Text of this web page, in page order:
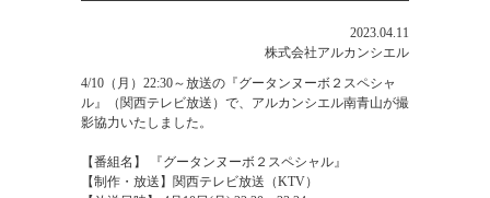
2023.04.11
株式会社アルカンシエル
4/10（月）22:30～放送の『グータンヌーボ２スペシャ
ル』（関西テレビ放送）で、アルカンシエル南青山が撮
影協力いたしました。
【番組名】 『グータンヌーボ２スペシャル』
【制作・放送】関西テレビ放送（KTV）